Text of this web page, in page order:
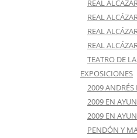
REAL
REAL
REAL
REAL
TEATRO DE
EXPOSICIONES
2009 ANDRÉS
2009 EN
2009 EN
PENDÓN Y